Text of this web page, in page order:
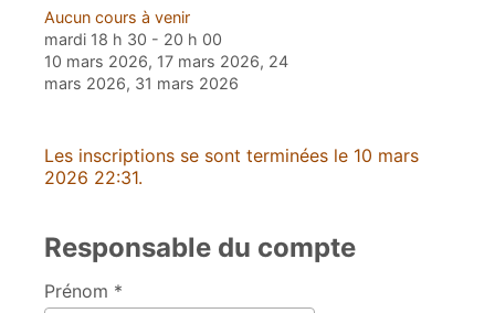
Aucun cours à venir
mardi 18 h 30 - 20 h 00
10 mars 2026, 17 mars 2026, 24
mars 2026, 31 mars 2026
Les inscriptions se sont terminées le 10 mars
2026 22:31.
Responsable du compte
Prénom *